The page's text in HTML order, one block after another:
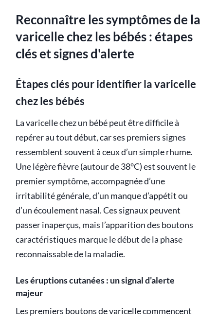
Reconnaître les symptômes de la
varicelle chez les bébés : étapes
clés et signes d'alerte
Étapes clés pour identifier la varicelle
chez les bébés
La varicelle chez un bébé peut être difficile à
repérer au tout début, car ses premiers signes
ressemblent souvent à ceux d’un simple rhume.
Une légère fièvre (autour de 38°C) est souvent le
premier symptôme, accompagnée d’une
irritabilité générale, d’un manque d’appétit ou
d’un écoulement nasal. Ces signaux peuvent
passer inaperçus, mais l’apparition des boutons
caractéristiques marque le début de la phase
reconnaissable de la maladie.
Les éruptions cutanées : un signal d’alerte
majeur
Les premiers boutons de varicelle commencent